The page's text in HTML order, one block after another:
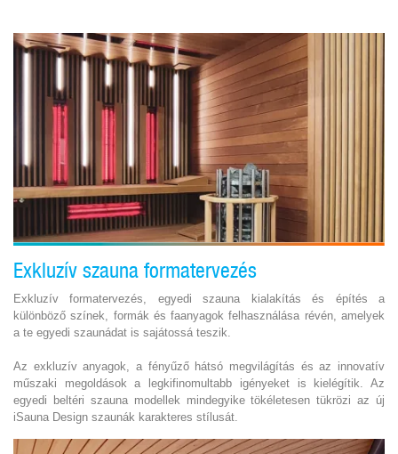
Exkluzív szauna formatervezés
Exkluzív formatervezés, egyedi szauna kialakítás és építés a
különböző színek, formák és faanyagok felhasználása révén, amelyek
a te egyedi szaunádat is sajátossá teszik.
Az exkluzív anyagok, a fényűző hátsó megvilágítás és az innovatív
műszaki megoldások a legkifinomultabb igényeket is kielégítik. Az
egyedi beltéri szauna modellek mindegyike tökéletesen tükrözi az új
iSauna Design szaunák karakteres stílusát.